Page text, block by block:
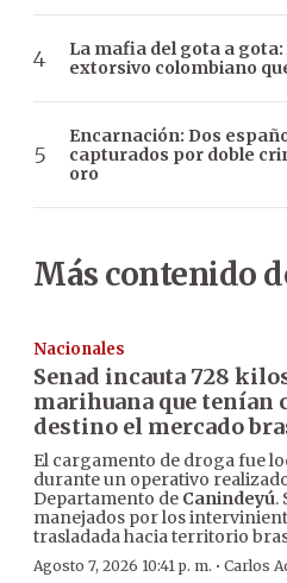
La mafia del gota a
extorsivo colombiano
Encarnación: Dos
capturados por doble
oro
Más contenido
Nacionales
Senad incauta 728
marihuana que tenían
destino el mercado
El cargamento de droga fue
durante un operativo
Departamento de Canindeyú.
manejados por los
trasladada hacia territorio
Agosto 7, 2026 10:41 p. m. · Carlos